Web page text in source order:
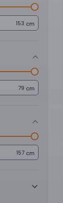
cm
cm
cm